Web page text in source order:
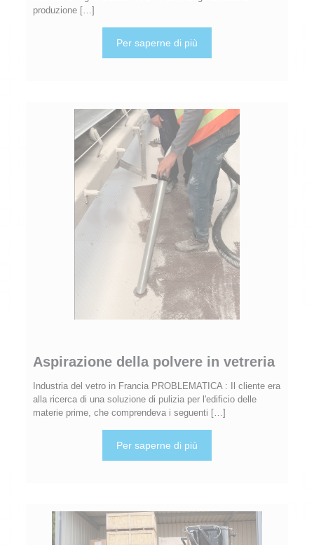
produzione[…]
Per saperne di più
Aspirazione della polvere in vetreria
Industria del vetro in Francia PROBLEMATICA : Il cliente era
alla ricerca di una soluzione di pulizia per l'edificio delle
materie prime, che comprendeva i seguenti […]
Per saperne di più